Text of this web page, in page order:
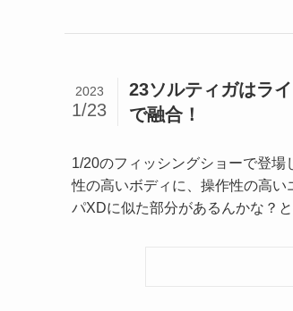
23ソルティガはラ
で融合！
2023
1/23
1/20のフィッシングショーで登
性の高いボディに、操作性の高
パXDに似た部分があるんかな？